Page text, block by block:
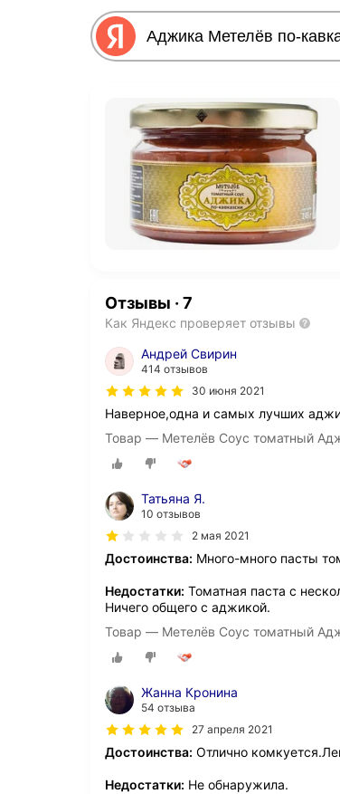
Отзывы · 7
Как Яндекс проверяет отзывы
Андрей Свирин
414 отзывов
30 июня 2021
Наверное,одна и самых лучших
Товар — Метелёв Соус томатный
Татьяна Я.
10 отзывов
2 мая 2021
Достоинства: Много-много пасты
Недостатки: Томатная паста с
Ничего общего с аджикой.
Товар — Метелёв Соус томатный
Жанна Кронина
54 отзыва
27 апреля 2021
Достоинства: Отлично
Недостатки: Не обнаружила.